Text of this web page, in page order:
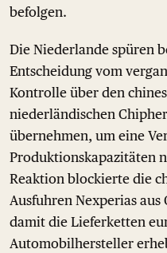
befolgen.
Die Niederlande spüren
Entscheidung vom
Kontrolle über den
niederländischen
übernehmen, um eine
Produktionskapazitäten
Reaktion blockierte die
Ausfuhren Nexperias
damit die Lieferketten
Automobilhersteller